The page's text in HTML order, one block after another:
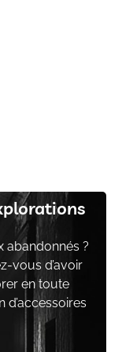
abandonnés ?
vous d’avoir
en toute